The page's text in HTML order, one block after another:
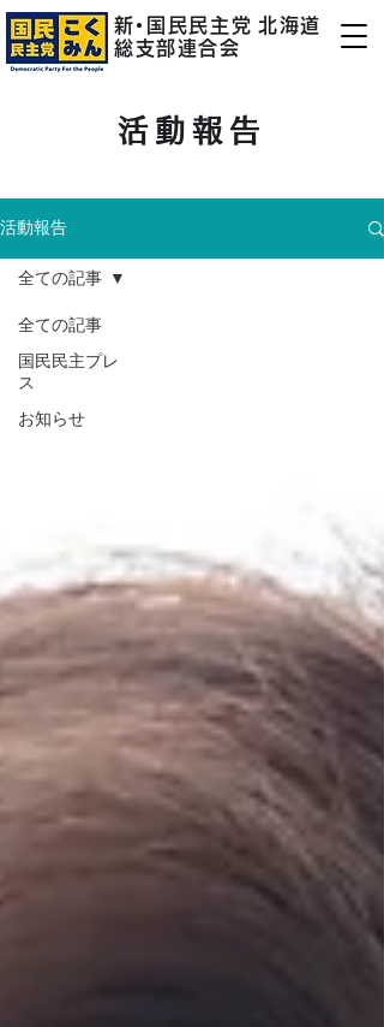
新・ 国民民主 党 北海道
総支部連合会
活動報告
活動報告
全ての記事
国民民主プレ
ス
お知らせ
全ての記事